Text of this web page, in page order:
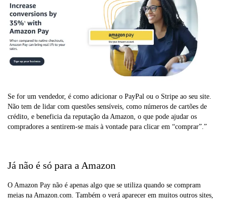
Se for um vendedor, é como adicionar o PayPal ou o Stripe ao seu site.
Não tem de lidar com questões sensíveis, como números de cartões de
crédito, e beneficia da reputação da Amazon, o que pode ajudar os
compradores a sentirem-se mais à vontade para clicar em “comprar”.”
Já não é só para a Amazon
O Amazon Pay não é apenas algo que se utiliza quando se compram
meias na Amazon.com. Também o verá aparecer em muitos outros sites,